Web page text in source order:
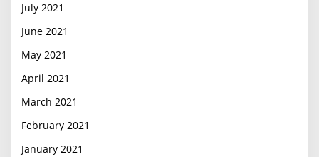
July 2021
June 2021
May 2021
April 2021
March 2021
February 2021
January 2021